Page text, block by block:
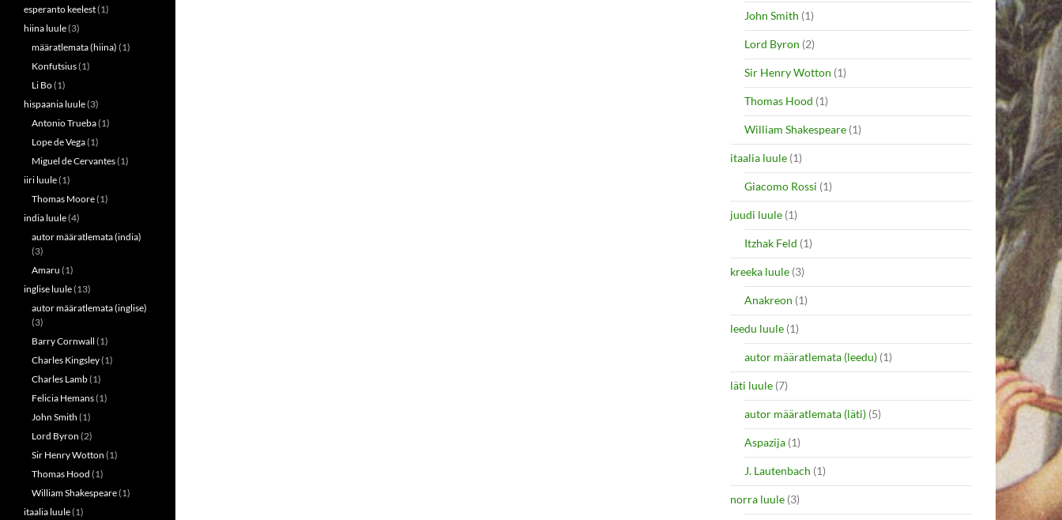
John Smith (1)
Lord Byron (2)
Sir Henry Wotton (1)
Thomas Hood (1)
William Shakespeare (1)
itaalia luule (1)
Giacomo Rossi (1)
juudi luule (1)
Itzhak Feld (1)
kreeka luule (3)
Anakreon (1)
leedu luule (1)
autor määratlemata (leedu) (1)
läti luule (7)
autor määratlemata (läti) (5)
Aspazija (1)
J. Lautenbach (1)
norra luule (3)
esperanto keelest(1)
hiina luule(3)
määratlemata (hiina) (1)
Konfutsius(1)
Li Bo(1)
hispaania luule(3)
Antonio Trueba(1)
Lope de Vega(1)
Miguel de Cervantes(1)
iiri luule(1)
Thomas Moore(1)
india luule(4)
autor määratlemata (india)
(3)
Amaru (1)
inglise luule(13)
autor määratlemata (inglise)
(3)
Barry Cornwall (1)
Charles Kingsley(1)
Charles Lamb(1)
Felicia Hemans(1)
John Smith (1)
Lord Byron (2)
Sir Henry Wotton (1)
Thomas Hood (1)
William Shakespeare(1)
itaalia luule(1)